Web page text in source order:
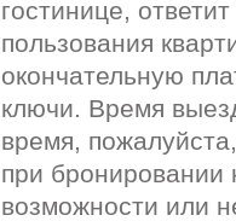
гостинице,
пользования
окончательную
ключи. Время
время,
при
возможности или